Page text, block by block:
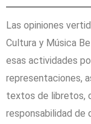
Las opiniones
Cultura y Música
esas actividades
representaciones,
textos de libretos,
responsabilidad de